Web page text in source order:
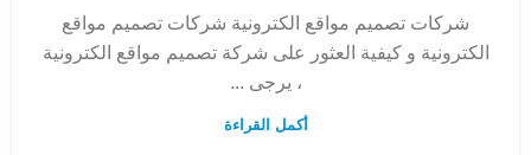
شركات تصميم مواقع الكترونية شركات تصميم مواقع
الكترونية و كيفية العثور على شركة تصميم مواقع الكترونية
، يرجى ...
أكمل القراءة